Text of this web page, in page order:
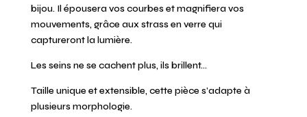
bijou. Il épousera vos courbes et magnifiera vos
mouvements, grâce aux strass en verre qui
captureront la lumière.
Les seins ne se cachent plus, ils brillent…
Taille unique et extensible, cette pièce s’adapte à
plusieurs morphologie.